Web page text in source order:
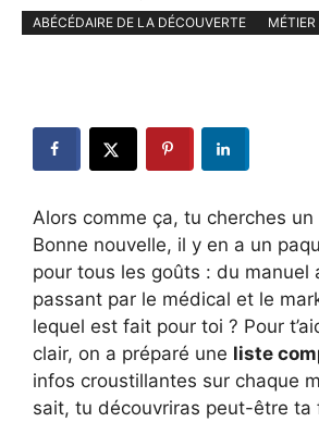
ABÉCÉDAIRE DE LA DÉCOUVERTE
Alors comme ça, tu cherches un
Bonne nouvelle, il y en a un
pour tous les goûts : du manuel
passant par le médical et le
lequel est fait pour toi ? Pour
clair, on a préparé une liste
infos croustillantes sur chaque
sait, tu découvriras peut-être ta